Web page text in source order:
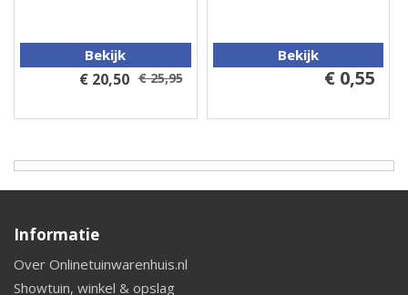
Bekijk
€ 20,50 € 25,95
Bekijk
€ 0,55
Informatie
Over Onlinetuinwarenhuis.nl
Showtuin, winkel & opslag